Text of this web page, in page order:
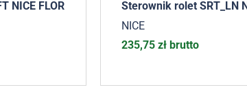
NICE FLOR
Sterownik rolet SRT_LN
NICE
235,75 zł brutto